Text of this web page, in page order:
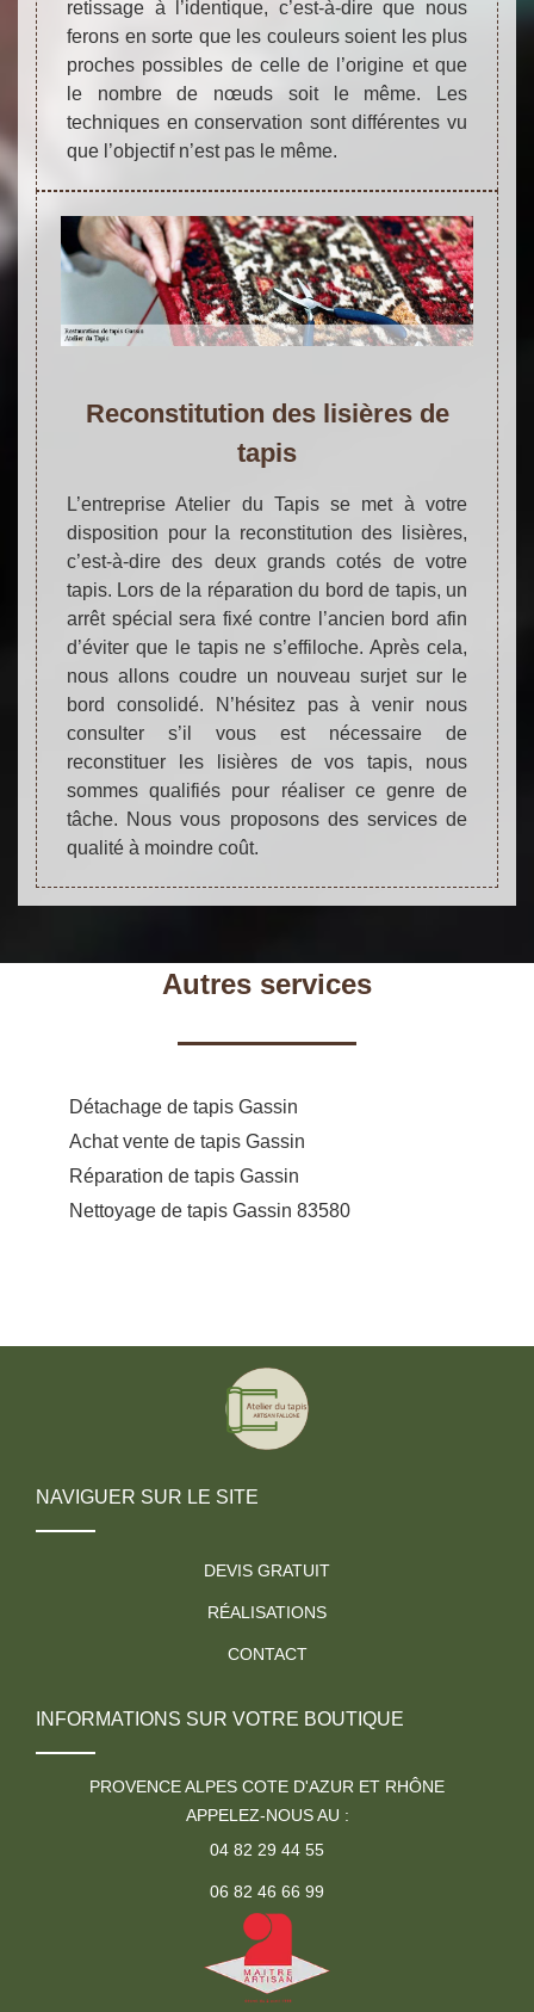
retissage à l’identique, c’est-à-dire que nous
ferons en sorte que les couleurs soient les plus
proches possibles de celle de l’origine et que
le nombre de nœuds soit le même. Les
techniques en conservation sont différentes vu
que l’objectif n’est pas le même.
Reconstitution des lisières de
tapis
L’entreprise Atelier du Tapis se met à votre
disposition pour la reconstitution des lisières,
c’est-à-dire des deux grands cotés de votre
tapis. Lors de la réparation du bord de tapis, un
arrêt spécial sera fixé contre l’ancien bord afin
d’éviter que le tapis ne s’effiloche. Après cela,
nous allons coudre un nouveau surjet sur le
bord consolidé. N’hésitez pas à venir nous
consulter s’il vous est nécessaire de
reconstituer les lisières de vos tapis, nous
sommes qualifiés pour réaliser ce genre de
tâche. Nous vous proposons des services de
qualité à moindre coût.
Autres services
Détachage de tapis Gassin
Achat vente de tapis Gassin
Réparation de tapis Gassin
Nettoyage de tapis Gassin 83580
NAVIGUER SUR LE SITE
DEVIS GRATUIT
RÉALISATIONS
CONTACT
INFORMATIONS SUR VOTRE BOUTIQUE
PROVENCE ALPES COTE D'AZUR ET RHÔNE
APPELEZ-NOUS AU :
04 82 29 44 55
06 82 46 66 99